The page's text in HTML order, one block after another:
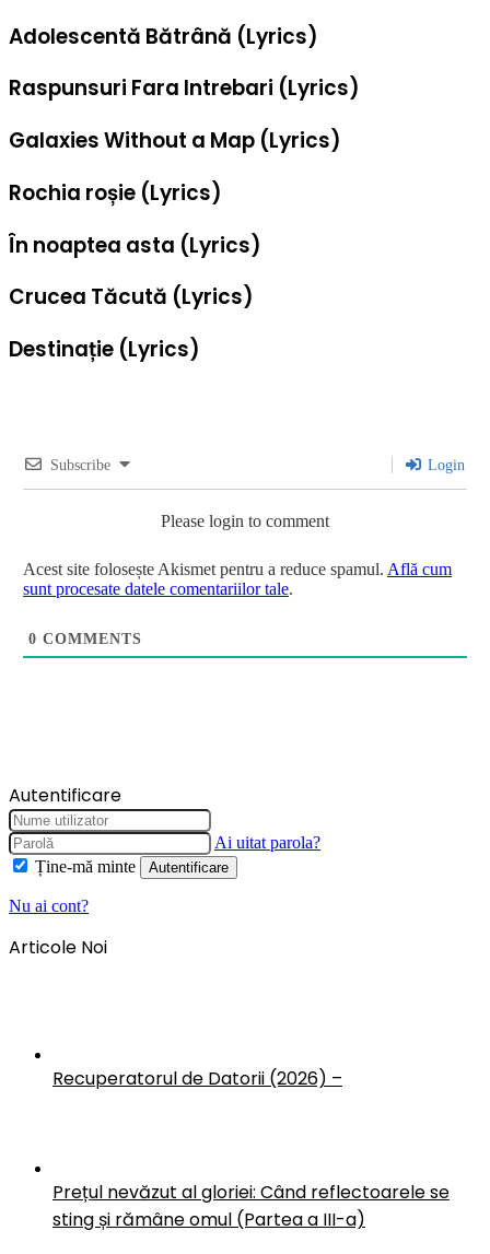
Adolescentă Bătrână (Lyrics)
Raspunsuri Fara Intrebari (Lyrics)
Galaxies Without a Map (Lyrics)
Rochia roșie (Lyrics)
În noaptea asta (Lyrics)
Crucea Tăcută (Lyrics)
Destinație (Lyrics)
Subscribe Login
Please login to comment
Acest site folosește Akismet pentru a reduce spamul. Află cum
sunt procesate datele comentariilor tale.
0 COMMENTS
Autentificare
Ai uitat parola?
Ține-mă minte
Autentificare
Nu ai cont?
Articole Noi
Recuperatorul de Datorii (2026) –
Prețul nevăzut al gloriei: Când reflectoarele se
sting și rămâne omul (Partea a III-a)